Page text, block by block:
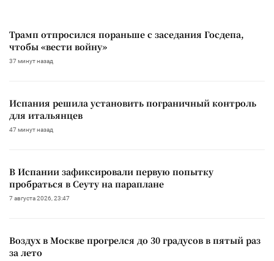
Трамп отпросился пораньше с заседания Госдепа,
чтобы «вести войну»
37 минут назад
Испания решила установить пограничный контроль
для итальянцев
47 минут назад
В Испании зафиксировали первую попытку
пробраться в Сеуту на параплане
7 августа 2026, 23:47
Воздух в Москве прогрелся до 30 градусов в пятый раз
за лето